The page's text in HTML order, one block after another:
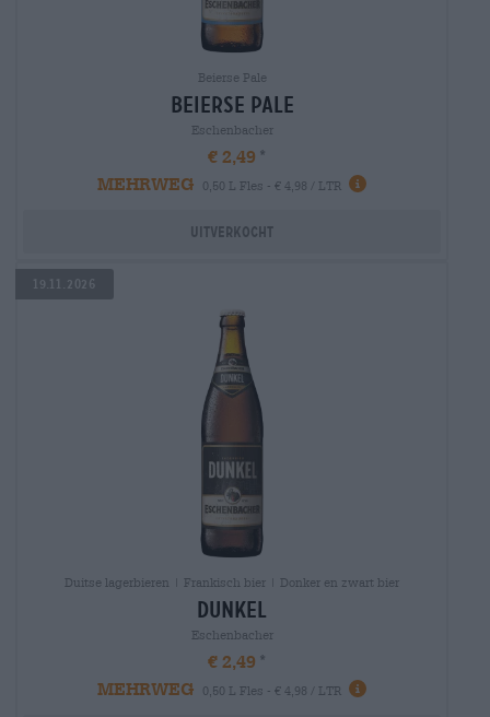
Beierse Pale
Beierse Pale
Eschenbacher
€ 2,49
MEHRWEG
0,50 L Fles - € 4,98 / LTR
Uitverkocht
19.11.2026
Duitse lagerbieren | Frankisch bier | Donker en zwart bier
dunkel
Eschenbacher
€ 2,49
MEHRWEG
0,50 L Fles - € 4,98 / LTR